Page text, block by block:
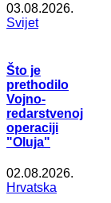
03.08.2026.
Svijet
Što je
prethodilo
Vojno-
redarstvenoj
operaciji
"Oluja"
02.08.2026.
Hrvatska